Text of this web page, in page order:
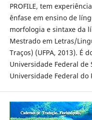
PROFILE, tem
ênfase em ensino de
morfologia e sintaxe da
Mestrado em Letras/
Traços) (UFPA, 2013). É
Universidade Federal de
Universidade Federal do